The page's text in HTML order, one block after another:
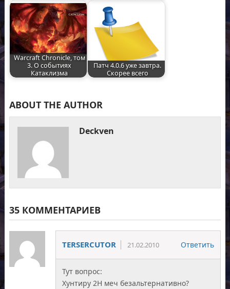
Warcraft Chronicle, том
3. О событиях
Катаклизма
Патч 4.0.6 уже завтра.
Скорее всего
ABOUT THE AUTHOR
Deckven
35 КОММЕНТАРИЕВ
TERSERCUTOR 21.02.2010 Ответить
Тут вопрос:
Хунтиру 2Н меч безальтернативно?